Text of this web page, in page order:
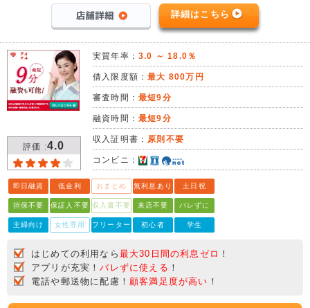
詳細はこちら
評価 :4.0
実質年率： 3.0 ～ 18.0％
借入限度額：最大 800万円
審査時間： 最短9分
融資時間： 最短9分
収入証明書： 原則不要
コンビニ：
即日融資 低金利 おまとめ 無利息あり 土日祝
担保不要 保証人不要 収入書不要 来店不要 バレずに
主婦向け 女性専用 フリーター 初心者 学生
はじめての利用なら 最大30日間の利息ゼロ ！
アプリが充実！バレずに使える ！
電話や郵送物に配慮！ 顧客満足度が高い ！